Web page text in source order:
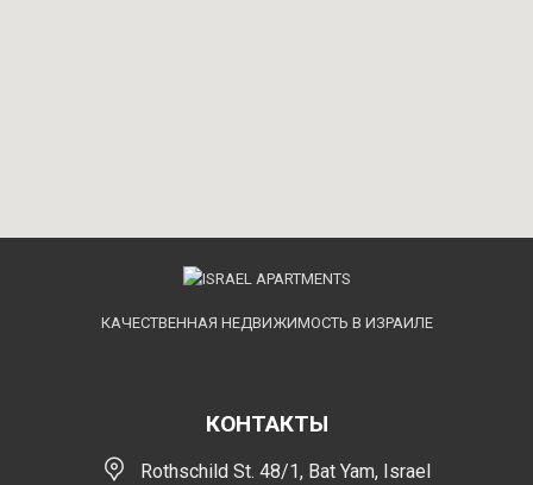
КАЧЕСТВЕННАЯ НЕДВИЖИМОСТЬ В ИЗРАИЛЕ
КОНТАКТЫ
Rothschild St. 48/1, Bat Yam, Israel